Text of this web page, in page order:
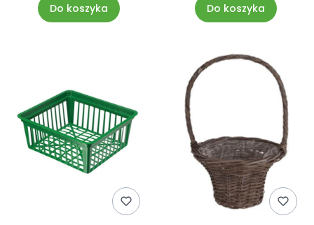
Do koszyka Do koszyka